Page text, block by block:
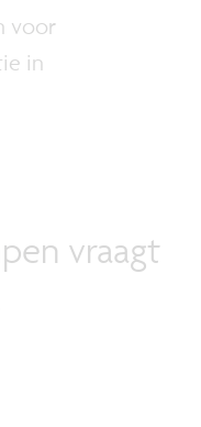
voor
in
vraagt